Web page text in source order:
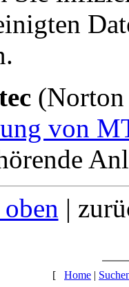
von
|
[ Home |